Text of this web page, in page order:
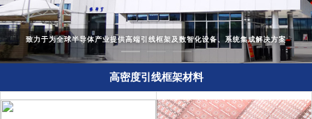
致力于为全球半导体产业提供高端引线框架及数智化设备、系统集成解决方案
高密度引线框架材料